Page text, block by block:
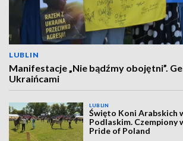
LUBLIN
Manifestacje „Nie bądźmy obojętni”.
Ukraińcami
LUBLIN
Święto Koni Arabskich
Podlaskim. Czempiony
Pride of Poland